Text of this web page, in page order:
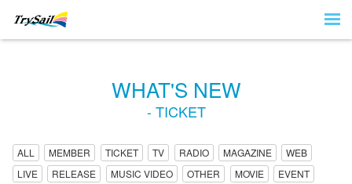
WHAT'S NEW
- TICKET
ALL MEMBER TICKET TV RADIO MAGAZINE
WEB
LIVE
RELEASE MUSIC VIDEO OTHER MOVIE
EVENT